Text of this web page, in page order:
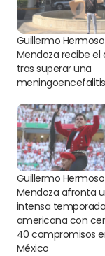
Guillermo
Mendoza recibe el
tras superar una
meningoencefalitis
Guillermo
Mendoza afronta
intensa temporada
americana con
40 compromisos
México